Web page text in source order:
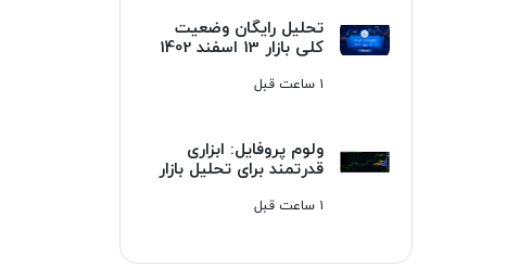
تحلیل رایگان وضعیت
کلی بازار 13 اسفند 1402
۱ ساعت قبل
ولوم پروفایل: ابزاری
قدرتمند برای تحلیل بازار
۱ ساعت قبل